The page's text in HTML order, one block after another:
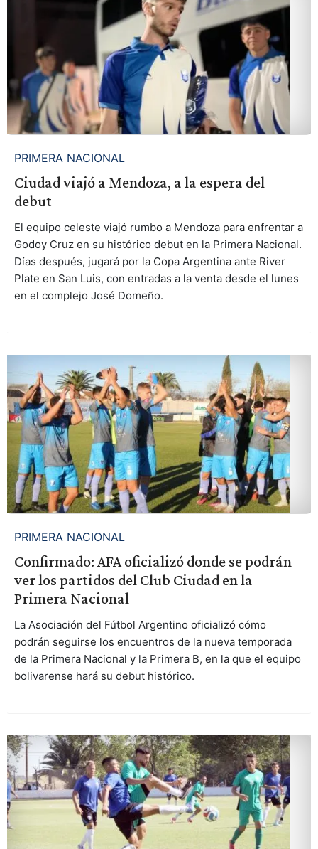
PRIMERA NACIONAL
Ciudad viajó a Mendoza, a la espera del
debut
El equipo celeste viajó rumbo a Mendoza para enfrentar a
Godoy Cruz en su histórico debut en la Primera Nacional.
Días después, jugará por la Copa Argentina ante River
Plate en San Luis, con entradas a la venta desde el lunes
en el complejo José Domeño.
PRIMERA NACIONAL
Confirmado: AFA oficializó donde se podrán
ver los partidos del Club Ciudad en la
Primera Nacional
La Asociación del Fútbol Argentino oficializó cómo
podrán seguirse los encuentros de la nueva temporada
de la Primera Nacional y la Primera B, en la que el equipo
bolivarense hará su debut histórico.